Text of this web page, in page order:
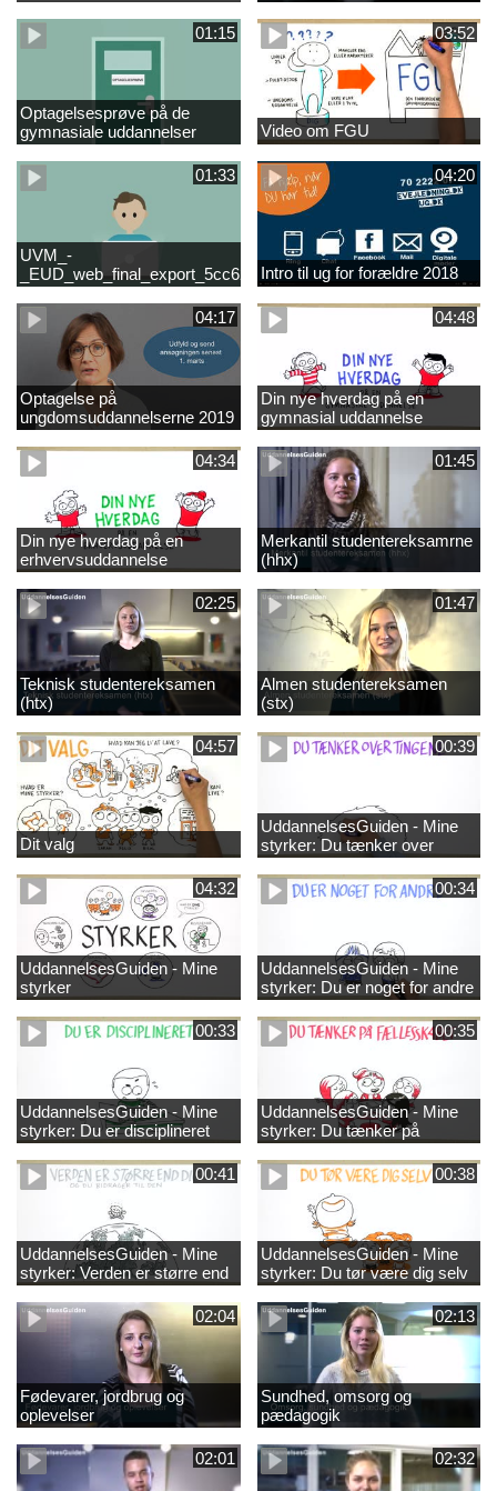
01:15
Optagelsesprøve på de
gymnasiale uddannelser
03:52
Video om FGU
01:33
UVM_-
04:20
Intro til ug for forældre 2018
04:17
Optagelse på
ungdomsuddannelserne 2019
04:48
Din nye hverdag på en
gymnasial uddannelse
04:34
Din nye hverdag på en
erhvervsuddannelse
01:45
Merkantil studentereksamrne
(hhx)
02:25
Teknisk studentereksamen
(htx)
01:47
Almen studentereksamen
(stx)
04:57
Dit valg
00:39
UddannelsesGuiden - Mine
styrker: Du tænker over
tingene
04:32
UddannelsesGuiden - Mine
styrker
00:34
UddannelsesGuiden - Mine
styrker: Du er noget for andre
00:33
UddannelsesGuiden - Mine
styrker: Du er disciplineret
00:35
UddannelsesGuiden - Mine
styrker: Du tænker på
fællesskabet
00:41
UddannelsesGuiden - Mine
styrker: Verden er større end
dig og du bidrager til den
00:38
UddannelsesGuiden - Mine
styrker: Du tør være dig selv
02:04
Fødevarer, jordbrug og
oplevelser
02:13
Sundhed, omsorg og
pædagogik
02:01 02:32